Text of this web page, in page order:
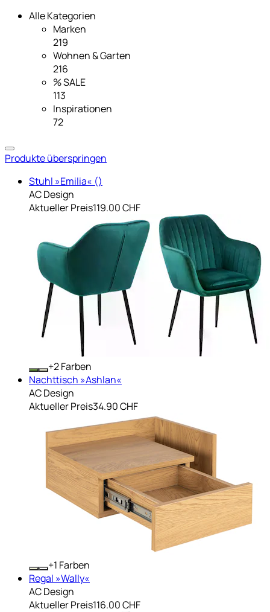
Alle Kategorien
Marken
219
Wohnen & Garten
216
% SALE
113
Inspirationen
72
Produkte überspringen
Stuhl »Emilia« ()
AC Design
Aktueller Preis119.00 CHF
+ Farben
Nachttisch »Ashlan«
AC Design
Aktueller Preis34.90 CHF
+ Farben
Regal »Wally«
AC Design
Aktueller Preis116.00 CHF